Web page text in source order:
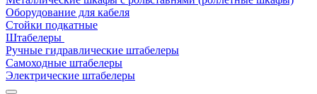
Оборудование для кабеля
Стойки подкатные
Штабелеры
Ручные гидравлические штабелеры
Самоходные штабелеры
Электрические штабелеры